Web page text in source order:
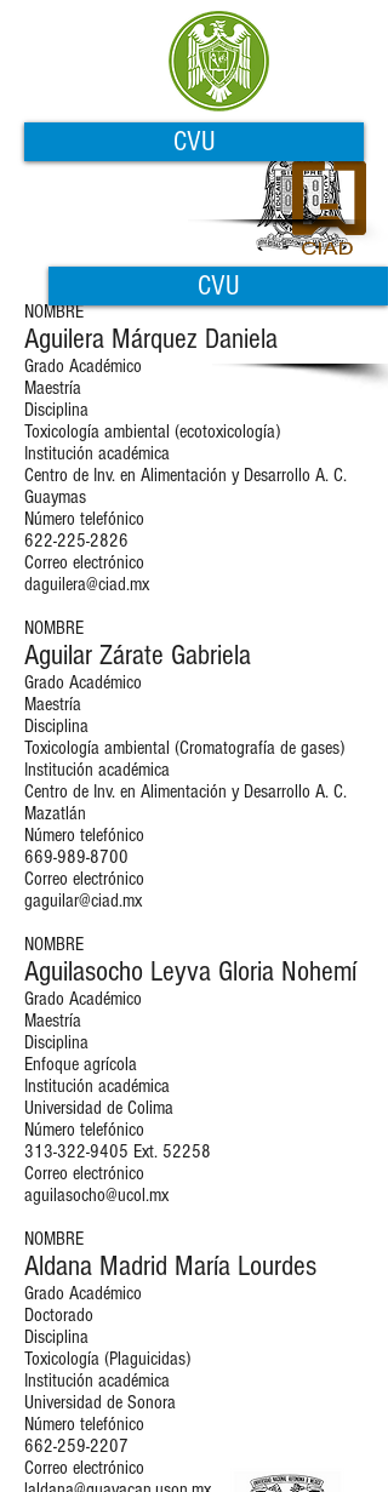
NOMBRE
Aguilera Márquez Daniela
Grado Académico
Maestría
Disciplina
Toxicología ambiental (ecotoxicología)
Institución académica
Centro de Inv. en Alimentación y Desarrollo A. C.
Guaymas
Número telefónico
622-225-2826
Correo electrónico
daguilera@ciad.mx
NOMBRE
Aguilar Zárate Gabriela
Grado Académico
Maestría
Disciplina
Toxicología ambiental (Cromatografía de gases)
Institución académica
Centro de Inv. en Alimentación y Desarrollo A. C.
Mazatlán
Número telefónico
669-989-8700
Correo electrónico
gaguilar@ciad.mx
NOMBRE
Aguilasocho Leyva Gloria Nohemí
Grado Académico
Maestría
Disciplina
Enfoque agrícola
Institución académica
Universidad de Colima
Número telefónico
313-322-9405 Ext. 52258
Correo electrónico
aguilasocho@ucol.mx
NOMBRE
Aldana Madrid María Lourdes
Grado Académico
Doctorado
Disciplina
Toxicología (Plaguicidas)
Institución académica
Universidad de Sonora
Número telefónico
662-259-2207
Correo electrónico
CVU
CVU